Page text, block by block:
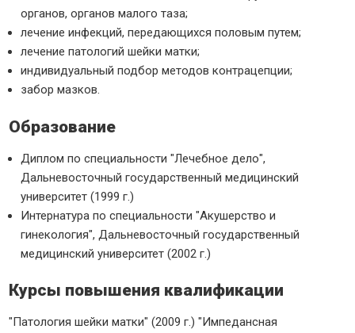
органов, органов малого таза;
лечение инфекций, передающихся половым путем;
лечение патологий шейки матки;
индивидуальный подбор методов контрацепции;
забор мазков.
Образование
Диплом по специальности "Лечебное дело",
Дальневосточный государственный медицинский
университет (1999 г.)
Интернатура по специальности "Акушерство и
гинекология", Дальневосточный государственный
медицинский университет (2002 г.)
Курсы повышения квалификации
"Патология шейки матки" (2009 г.) "Импедансная